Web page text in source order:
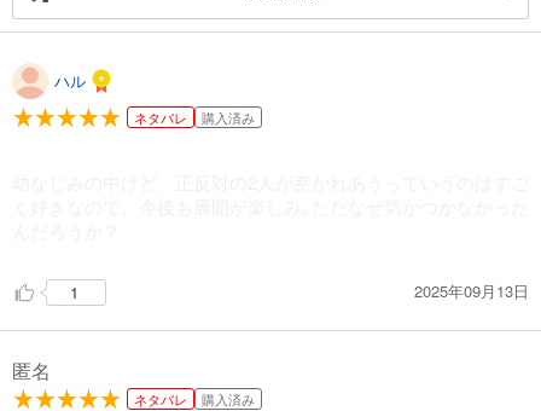
ハル
ネタバレ 購入済み
1 2025年09月13日
匿名
ネタバレ 購入済み